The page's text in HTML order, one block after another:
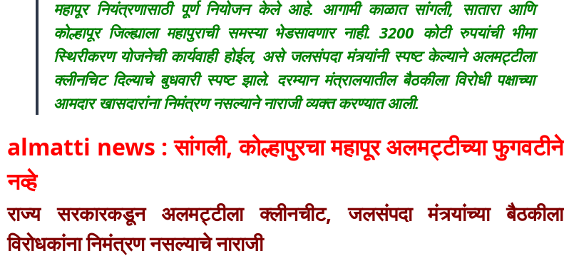
महापूर नियंत्रणासाठी पूर्ण नियोजन केले आहे. आगामी काळात सांगली, सातारा आणि
कोल्हापूर जिल्ह्याला महापुराची समस्या भेडसावणार नाही. 3200 कोटी रुपयांची भीमा
स्थिरीकरण योजनेची कार्यवाही होईल, असे जलसंपदा मंत्र्यांनी स्पष्ट केल्याने अलमट्टीला
क्लीनचिट दिल्याचे बुधवारी स्पष्ट झाले. दरम्यान मंत्रालयातील बैठकीला विरोधी पक्षाच्या
आमदार खासदारांना निमंत्रण नसल्याने नाराजी व्यक्त करण्यात आली.
almatti news : सांगली, कोल्हापुरचा महापूर अलमट्टीच्या फुगवटीने
नव्हे
राज्य सरकारकडून अलमट्टीला क्लीनचीट, जलसंपदा मंत्र्यांच्या बैठकीला
विरोधकांना निमंत्रण नसल्याचे नाराजी